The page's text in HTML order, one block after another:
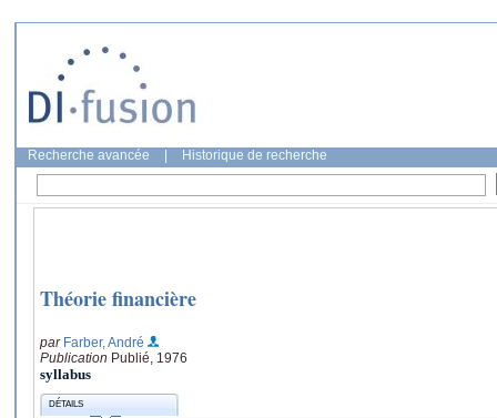
Recherche avancée Historique de recherche
Théorie financière
par Farber, André
Publication Publié, 1976
syllabus
DÉTAILS